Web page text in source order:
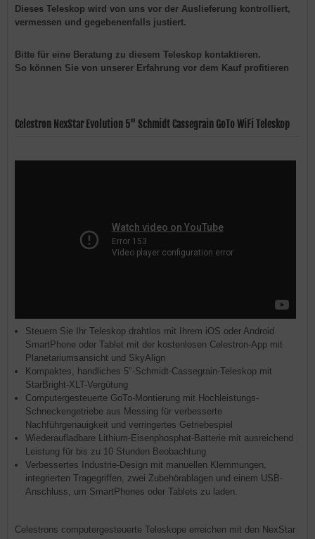
Dieses Teleskop wird von uns vor der Auslieferung kontrolliert,
vermessen und gegebenenfalls justiert.
Bitte für eine Beratung zu diesem Teleskop kontaktieren.
So können Sie von unserer Erfahrung vor dem Kauf profitieren
Celestron NexStar Evolution 5" Schmidt Cassegrain GoTo WiFi Teleskop
Steuern Sie Ihr Teleskop drahtlos mit Ihrem iOS oder Android
SmartPhone oder Tablet mit der kostenlosen Celestron-App mit
Planetariumsansicht und SkyAlign
Kompaktes, handliches 5"-Schmidt-Cassegrain-Teleskop mit
StarBright-XLT-Vergütung
Computergesteuerte GoTo-Montierung mit Hochleistungs-
Schneckengetriebe aus Messing für verbesserte
Nachführgenauigkeit und verringertes Getriebespiel
Wiederaufladbare Lithium-Eisenphosphat-Batterie mit ausreichend
Leistung für bis zu 10 Stunden Beobachtung
Verbessertes Industrie-Design mit manuellen Klemmungen,
integrierten Tragegriffen, zwei Zubehörablagen und einem USB-
Anschluss, um SmartPhones oder Tablets zu laden.
Celestrons computergesteuerte Teleskope erreichen mit den NexStar